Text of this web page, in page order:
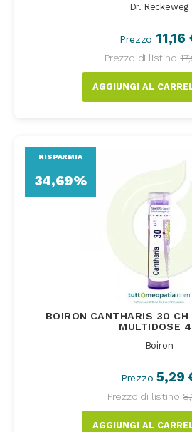
Dr. Reckeweg
Prezzo 11,16
Prezzo di listino
AGGIUNGI AL
BOIRON CANTHARIS 30 CH
MULTIDOSE
Boiron
Prezzo 5,29
Prezzo di listino
AGGIUNGI AL
RISPARMIA
34,69%